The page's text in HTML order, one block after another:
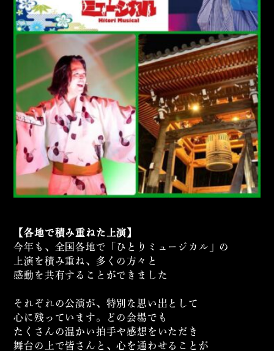
【各地で積み重ねた上演】
今年も、全国各地で「ひとりミュージカル」の
上演を積み重ね、多くの方々と
感動を共有することができました
それぞれの公演が、特別な思い出として
心に残っています。どの会場でも
たくさんの温かい拍手や感想をいただき
舞台の上で皆さんと、心を通わせることが